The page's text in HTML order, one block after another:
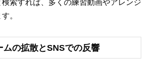
検索すれば、多くの練習動画やアレンジ
。
ムの拡散とSNSでの反響